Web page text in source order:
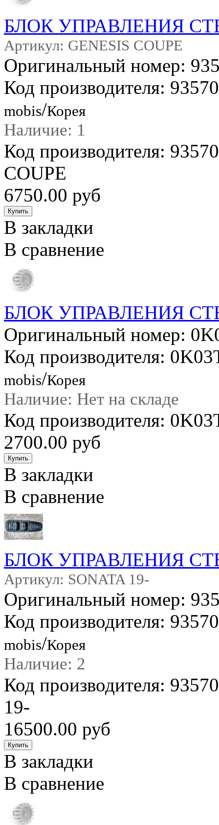
БЛОК УПРАВЛЕНИЯ
Артикул: GENESIS COUPE
Оригинальный номер:
Код производителя:
mobis/Корея
Наличие: 1
Код производителя:
COUPE
6750.00 руб
В закладки
В сравнение
БЛОК УПРАВЛЕНИЯ
Оригинальный номер:
Код производителя:
mobis/Корея
Наличие: Нет на складе
Код производителя:
2700.00 руб
В закладки
В сравнение
БЛОК УПРАВЛЕНИЯ
Артикул: SONATA 19-
Оригинальный номер:
Код производителя:
mobis/Корея
Наличие: 2
Код производителя:
19-
16500.00 руб
В закладки
В сравнение